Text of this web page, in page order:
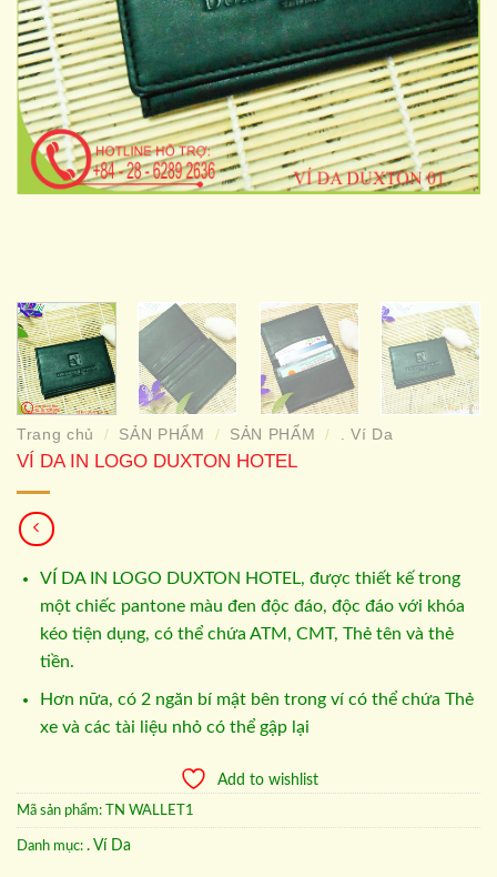
Trang chủ / SẢN PHẨM / SẢN PHẨM / . Ví Da
VÍ DA IN LOGO DUXTON HOTEL
VÍ DA IN LOGO DUXTON HOTEL, được thiết kế trong
một chiếc pantone màu đen độc đáo, độc đáo với khóa
kéo tiện dụng, có thể chứa ATM, CMT, Thẻ tên và thẻ
tiền.
Hơn nữa, có 2 ngăn bí mật bên trong ví có thể chứa Thẻ
xe và các tài liệu nhỏ có thể gập lại
Add to wishlist
Mã sản phẩm: TN WALLET1
Danh mục: . Ví Da